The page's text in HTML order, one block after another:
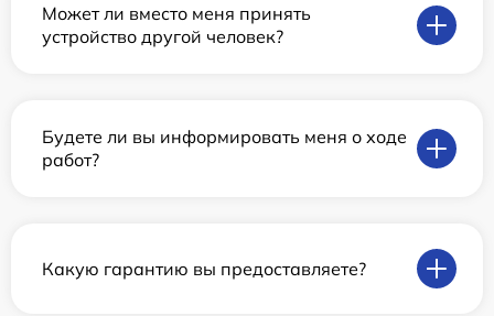
Может ли вместо меня принять
устройство другой человек?
Будете ли вы информировать меня о ходе
работ?
Какую гарантию вы предоставляете?